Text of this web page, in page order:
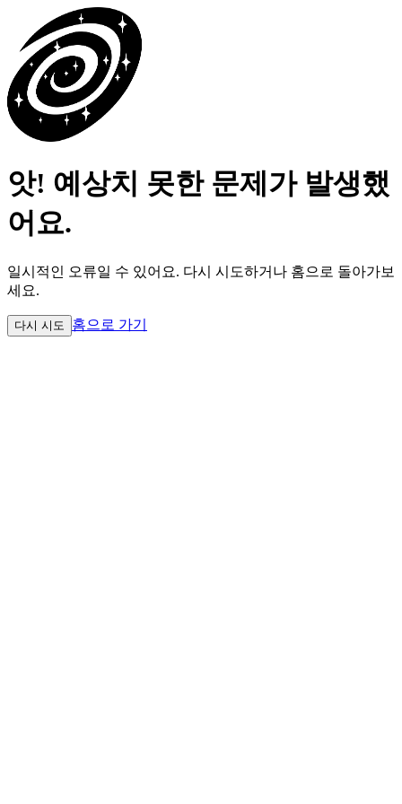
앗! 예상치 못한 문제가 발생했
어요.
일시적인 오류일 수 있어요. 다시 시도하거나 홈으로 돌아가보
세요.
다시 시도 홈으로 가기